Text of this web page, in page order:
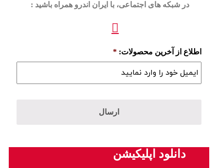
در شبکه های اجتماعی، با ایران اندرو همراه باشید :
اطلاع از آخرین محصولات: *
دانلود اپلیکیشن